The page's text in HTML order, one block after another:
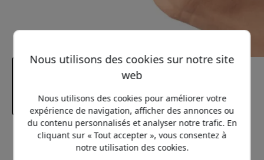
Prix conseillé
Nous utilisons des cookies sur notre site
web
Nous utilisons des cookies pour améliorer votre
expérience de navigation, afficher des annonces ou
du contenu personnalisés et analyser notre trafic. En
cliquant sur « Tout accepter », vous consentez à
notre utilisation des cookies.